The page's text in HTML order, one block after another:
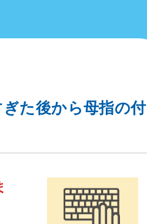
た後から母指の付